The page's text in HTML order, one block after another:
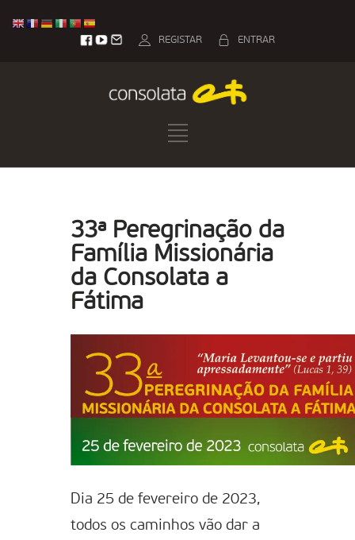
ENTRAR
REGISTAR
33ª Peregrinação da
Família Missionária
da Consolata a
Fátima
Dia 25 de fevereiro de 2023,
todos os caminhos vão dar a